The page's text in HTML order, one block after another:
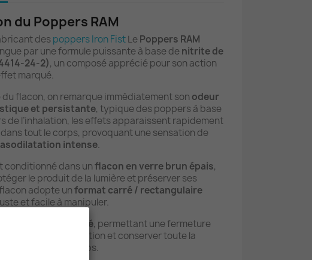
du Poppers RAM
despoppers Iron FistLePoppers RAM
par une formule puissante à base denitrite de
24-2), un composé apprécié pour son action
marqué.
du flacon, on remarque immédiatement son odeur
et persistante, typique des poppers à base
de l’inhalation, les effets apparaissent rapidement
tout le corps, provoquant une sensation de
intense.
conditionné dans unflacon en verre brun épais,
le produit de la lumière et préserver ses
adopte unformat carré / rectangulaire
et facile à manipuler.
bouchon sécurisé, permettant une fermeture
de limiter l’évaporation et conserver toute la
plus longtemps.